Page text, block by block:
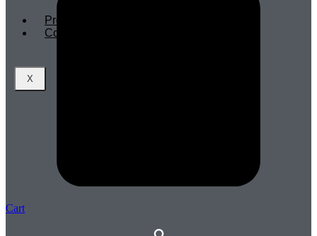
Profissionais
Contactos
X
Cart